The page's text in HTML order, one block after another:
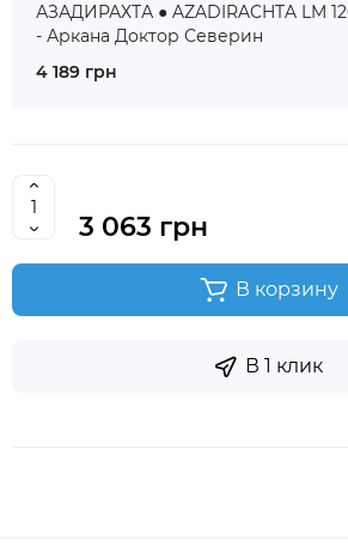
АЗАДИРАХТА ● AZADIRACHTA LM
- Аркана Доктор Северин
4 189 грн
3 063 грн
В корзину
В 1 клик